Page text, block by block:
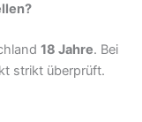
18 Jahre. Bei
strikt überprüft.